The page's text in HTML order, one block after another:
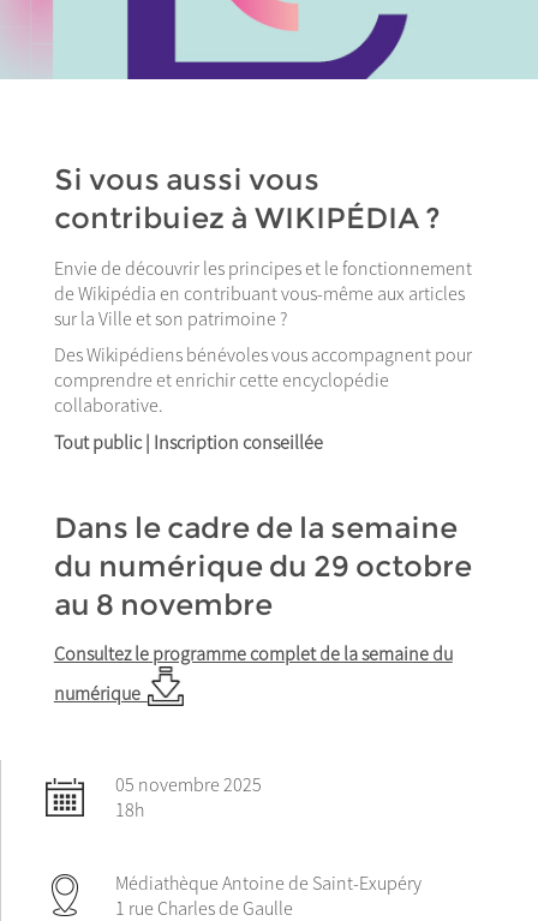
Si vous aussi vous
contribuiez à WIKIPÉDIA ?
Envie de découvrir les principes et le fonctionnement
de Wikipédia en contribuant vous-même aux articles
sur la Ville et son patrimoine ?
Des Wikipédiens bénévoles vous accompagnent pour
comprendre et enrichir cette encyclopédie
collaborative.
Tout public | Inscription conseillée
Dans le cadre de la semaine
du numérique du 29 octobre
au 8 novembre
Consultez le programme complet de la semaine du
numérique
05 novembre 2025
18h
Médiathèque Antoine de Saint-Exupéry
1 rue Charles de Gaulle